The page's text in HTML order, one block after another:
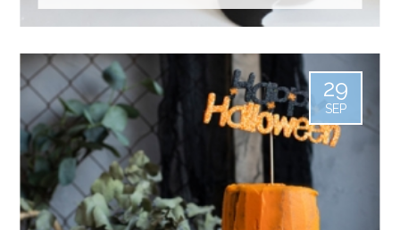
29
SEP